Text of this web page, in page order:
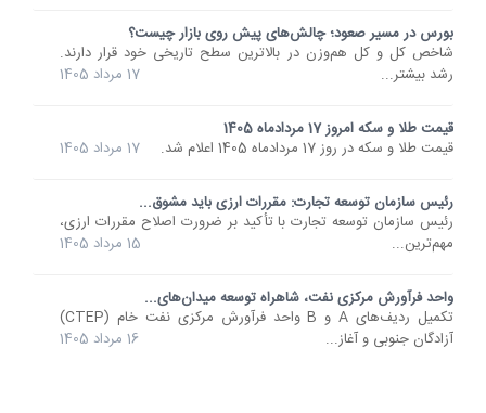
بورس در مسیر صعود؛ چالش‌های پیش روی بازار چیست؟
شاخص کل و کل هم‌وزن در بالاترین سطح تاریخی خود قرار دارند.
رشد بیشتر...
17 مرداد 1405
قیمت طلا و سکه امروز 17 مردادماه 1405
قیمت طلا و سکه در روز 17 مردادماه 1405 اعلام شد.
17 مرداد 1405
رئیس سازمان توسعه تجارت: مقررات ارزی باید مشوق...
رئیس سازمان توسعه تجارت با تأکید بر ضرورت اصلاح مقررات ارزی،
مهم‌ترین...
15 مرداد 1405
واحد فرآورش مرکزی نفت، شاهراه توسعه میدان‌های...
تکمیل ردیف‌های A و B واحد فرآورش مرکزی نفت خام (CTEP)
آزادگان جنوبی و آغاز...
16 مرداد 1405